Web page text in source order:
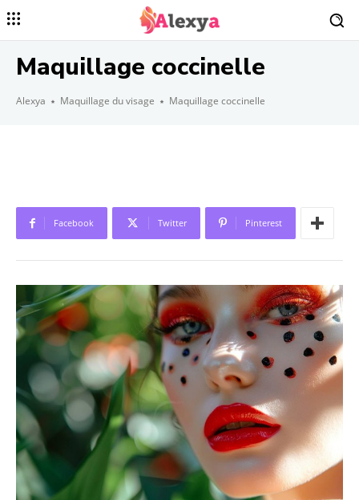
Maquillage coccinelle
Alexya Maquillage du visage Maquillage coccinelle
Facebook Twitter Pinterest